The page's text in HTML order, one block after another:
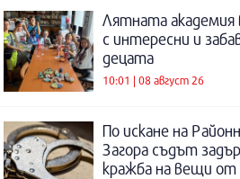
Лятната академия
с интересни и
децата
10:01 | 08 август 26
По искане на
Загора съдът
кражба на вещи